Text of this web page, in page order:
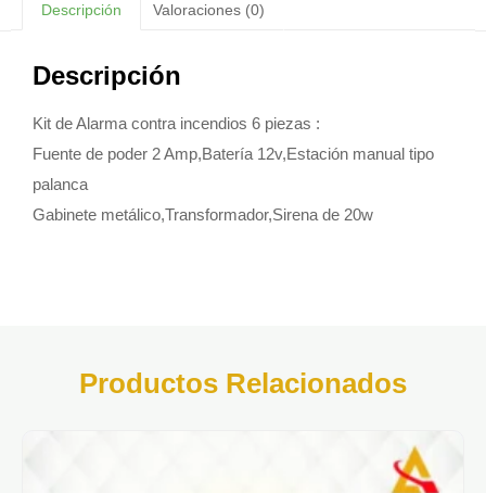
Descripción Valoraciones (0)
Descripción
Kit de Alarma contra incendios 6 piezas :
Fuente de poder 2 Amp,Batería 12v,Estación manual tipo
palanca
Gabinete metálico,Transformador,Sirena de 20w
Productos Relacionados